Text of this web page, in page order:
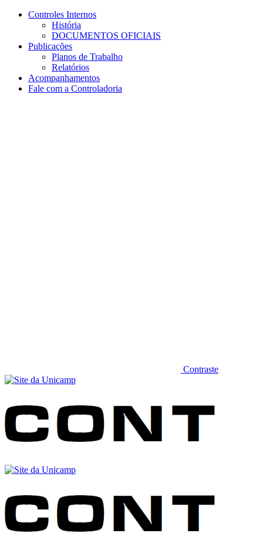
Conteúdo principal Menu principal
Controles Internos
História
DOCUMENTOS OFICIAIS
Publicações
Planos de Trabalho
Relatórios
Acompanhamentos
Fale com a Controladoria
Contraste